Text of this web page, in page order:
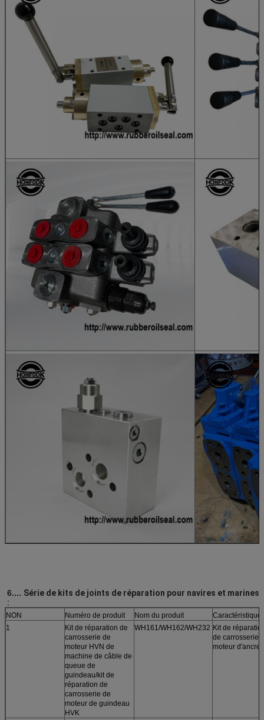
6.... Série de kits de joints de réparation pour navires et marines
:
NON Numéro de produit Nom du produit
1
Kit de réparation de
carrosserie de
moteur HVN de
machine de câble de
queue de
guindeau/kit de
réparation de
carrosserie de
moteur de guindeau
HVK
WH161/WH162/WH232 Kit de
de carrosserie
moteur d'ancre